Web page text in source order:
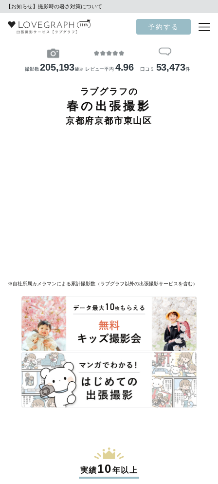
【お知らせ】撮影時の暑さ対策について
予約する
撮影数205,193組 ※ レビュー平均 4.96 口コミ 53,473件
ラブグラフの
春の出張撮影
京都府京都市東山区
※自社所属カメラマンによる累計撮影数（ラブグラフ以外の出張撮影サービスを含む）
実績10年以上